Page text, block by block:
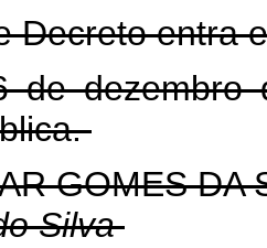
entra
de dezembro
GOMES DA
Silva